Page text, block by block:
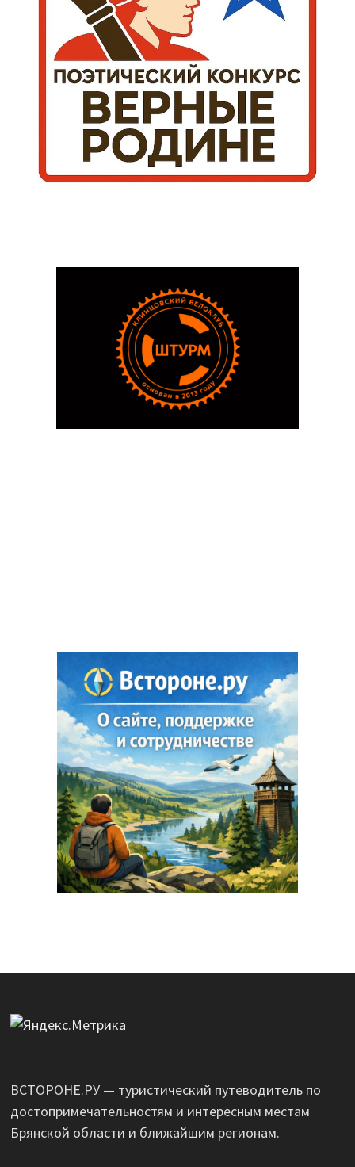
ВСТОРОНЕ.РУ — туристический путеводитель по
достопримечательностям и интересным местам
Брянской области и ближайшим регионам.